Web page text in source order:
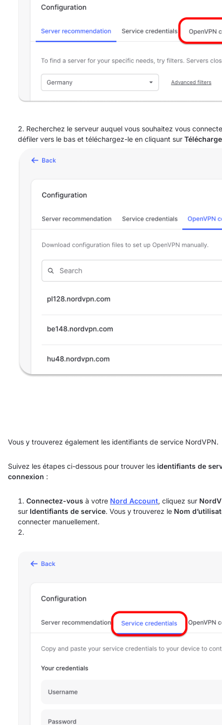
Recherchez le serveur auquel vous souhaitez vous
défiler vers le bas et téléchargez-le en cliquant sur
Vous y trouverez également les identifiants de service NordVPN.
Suivez les étapes ci-dessous pour trouver les identifiants de
connexion :
Connectez-vous à votre Nord Account, cliquez sur
sur Identifiants de service. Vous y trouverez le Nom
connecter manuellement.